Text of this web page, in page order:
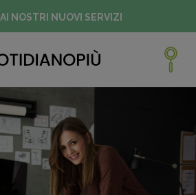
NOSTRI NUOVI SERVIZI